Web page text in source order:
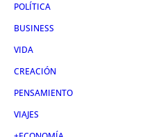
POLÍTICA
BUSINESS
VIDA
CREACIÓN
PENSAMIENTO
VIAJES